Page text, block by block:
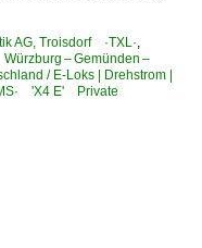
AG, Troisdorf ·TXL·
– Gemünden –
/ E-Loks | Drehstrom |
'X4 E' Private